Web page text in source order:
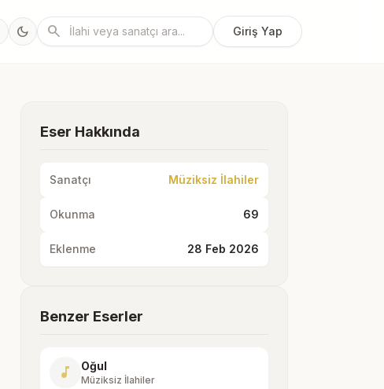
dark_mode search Giriş Yap
Eser Hakkında
Sanatçı Müziksiz İlahiler
Okunma 69
Eklenme 28 Feb 2026
Benzer Eserler
music_note Oğul
Müziksiz İlahiler